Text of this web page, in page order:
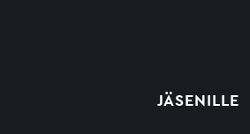
JÄSENILLE